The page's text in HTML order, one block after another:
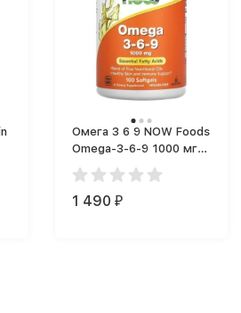
Омега 3 6 9 NOW Foods
Omega-3-6-9 1000 мг
(100 капс.)
1 490 ₽